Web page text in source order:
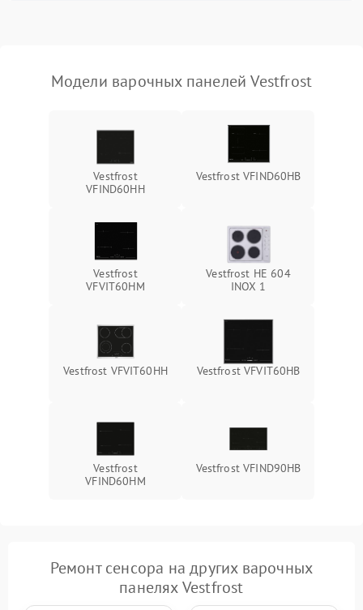
Модели варочных панелей Vestfrost
Vestfrost
VFIND60HH
Vestfrost VFIND60HB
Vestfrost
VFVIT60HM
Vestfrost HE 604
INOX 1
Vestfrost VFVIT60HH Vestfrost VFVIT60HB
Vestfrost
VFIND60HM
Vestfrost VFIND90HB
Ремонт сенсора на других варочных
панелях Vestfrost